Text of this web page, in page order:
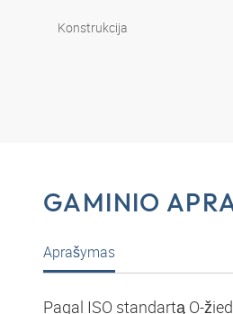
Konstrukcija
GAMINIO
Aprašymas
Pagal ISO standartą O-